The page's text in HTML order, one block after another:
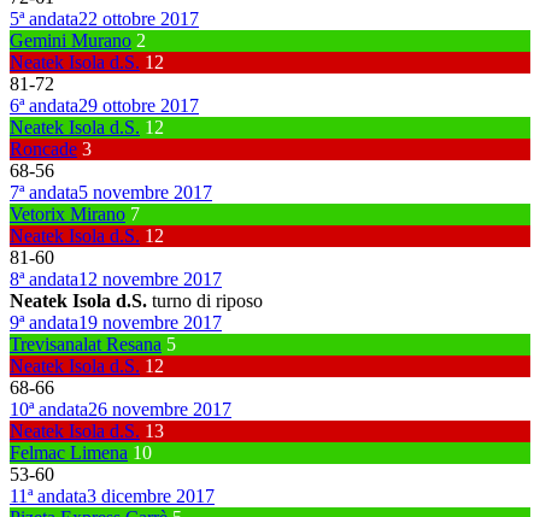
5ª andata22 ottobre 2017
Gemini Murano 2
Neatek Isola d.S. 12
81-72
6ª andata29 ottobre 2017
Neatek Isola d.S. 12
Roncade 3
68-56
7ª andata5 novembre 2017
Vetorix Mirano 7
Neatek Isola d.S. 12
81-60
8ª andata12 novembre 2017
Neatek Isola d.S. turno di riposo
9ª andata19 novembre 2017
Trevisanalat Resana 5
Neatek Isola d.S. 12
68-66
10ª andata26 novembre 2017
Neatek Isola d.S. 13
Felmac Limena 10
53-60
11ª andata3 dicembre 2017